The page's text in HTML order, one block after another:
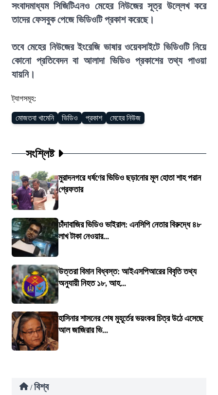
সংবাদমাধ্যম সিজিটিএনও মেহের নিউজের সূত্র উল্লেখ করে
তাদের ফেসবুক পেজে ভিডিওটি প্রকাশ করেছে।
তবে মেহের নিউজের ইংরেজি ভাষার ওয়েবসাইটে ভিডিওটি নিয়ে
কোনো প্রতিবেদন বা আলাদা ভিডিও প্রকাশের তথ্য পাওয়া
যায়নি।
ট্যাগসমূহ:
মোজতবা খামেনি ভিডিও প্রকাশ মেহের নিউজ
সংশ্লিষ্ট
মুরাদনগরে ধর্ষণের ভিডিও ছড়ানোর মূল হোতা শাহ পরান
গ্রেফতার
চাঁদাবাজির ভিডিও ভাইরাল: এনসিপি নেতার বিরুদ্ধে ৪৮
লাখ টাকা নেওয়ার...
উত্তরা বিমান বিধ্বস্ত: আইএসপিআরের বিবৃতি তথ্য
অনুযায়ী নিহত ১৮, আহ...
হাসিনার শাসনের শেষ মুহূর্তের ভয়ংকর চিত্র উঠে এসেছে
আল জাজিরার ভি...
/ বিশ্ব